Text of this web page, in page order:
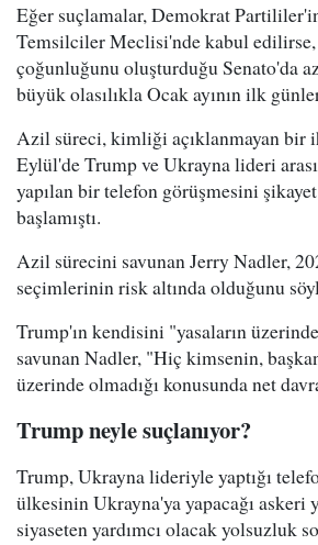
Eğer suçlamalar, Demokrat
Temsilciler Meclisi'nde kabul
çoğunluğunu oluşturduğu Senato'da
büyük olasılıkla Ocak ayının ilk
Azil süreci, kimliği açıklanmayan bir
Eylül'de Trump ve Ukrayna lideri
yapılan bir telefon görüşmesini
başlamıştı.
Azil sürecini savunan Jerry Nadler,
seçimlerinin risk altında olduğunu
Trump'ın kendisini "yasaların
savunan Nadler, "Hiç kimsenin,
üzerinde olmadığı konusunda net
Trump neyle suçlanıyor?
Trump, Ukrayna lideriyle yaptığı
ülkesinin Ukrayna'ya yapacağı askeri
siyaseten yardımcı olacak yolsuzluk